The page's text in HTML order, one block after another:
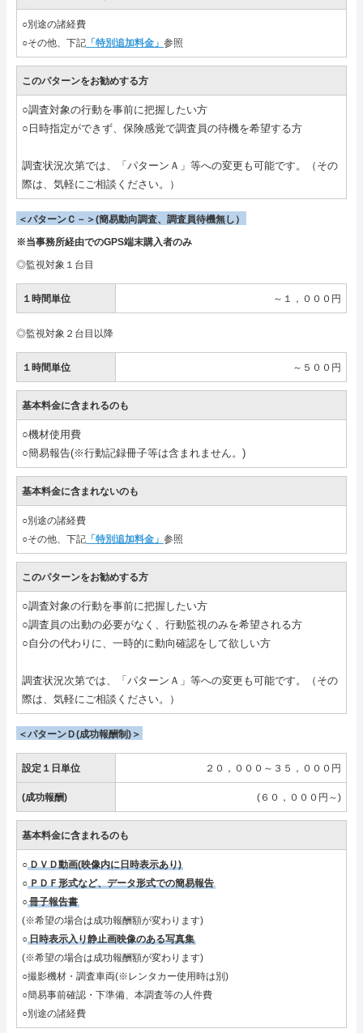
○別途の諸経費
○その他、下記 「特別追加料金」 参照
このパターンをお勧めする方
○調査対象の行動を事前に把握したい方
○日時指定ができず、保険感覚で調査員の待機を希望する方
調査状況次第では、「パターンＡ」等への変更も可能です。（その
際は、気軽にご相談ください。）
＜パターンＣ－＞(簡易動向調査、調査員待機無し）
※当事務所経由でのGPS端末購入者のみ
◎監視対象１台目
１時間単位 ～１，０００円
◎監視対象２台目以降
１時間単位 ～５００円
基本料金に含まれるのも
○機材使用費
○簡易報告(※行動記録冊子等は含まれません。)
基本料金に含まれないのも
○別途の諸経費
○その他、下記 「特別追加料金」 参照
このパターンをお勧めする方
○調査対象の行動を事前に把握したい方
○調査員の出動の必要がなく、行動監視のみを希望される方
○自分の代わりに、一時的に動向確認をして欲しい方
調査状況次第では、「パターンＡ」等への変更も可能です。（その
際は、気軽にご相談ください。）
＜パターンＤ(成功報酬制)＞
設定１日単位 ２０，０００～３５，０００円
(成功報酬) (６０，０００円～)
基本料金に含まれるのも
○ＤＶＤ動画(映像内に日時表示あり)
○ＰＤＦ形式など、データ形式での簡易報告
○冊子報告書
(※希望の場合は成功報酬額が変わります)
○日時表示入り静止画映像のある写真集
(※希望の場合は成功報酬額が変わります)
○撮影機材・調査車両(※レンタカー使用時は別)
○簡易事前確認・下準備、本調査等の人件費
○別途の諸経費